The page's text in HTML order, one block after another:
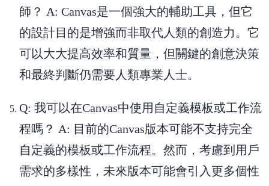
師？ A: Canvas是一個強大的輔助工具，但它
的設計目的是增強而非取代人類的創造力。它
可以大大提高效率和質量，但關鍵的創意決策
和最終判斷仍需要人類專業人士。
Q: 我可以在Canvas中使用自定義模板或工作流
程嗎？ A: 目前的Canvas版本可能不支持完全
自定義的模板或工作流程。然而，考慮到用戶
需求的多樣性，未來版本可能會引入更多個性